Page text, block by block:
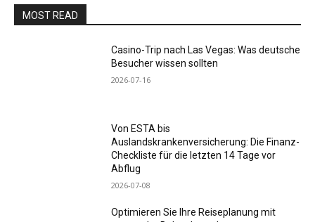
MOST READ
Casino-Trip nach Las Vegas: Was deutsche
Besucher wissen sollten
2026-07-16
Von ESTA bis
Auslandskrankenversicherung: Die Finanz-
Checkliste für die letzten 14 Tage vor
Abflug
2026-07-08
Optimieren Sie Ihre Reiseplanung mit